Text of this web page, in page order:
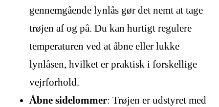
gennemgående lynlås gør det nemt at tage
trøjen af og på. Du kan hurtigt regulere
temperaturen ved at åbne eller lukke
lynlåsen, hvilket er praktisk i forskellige
vejrforhold.
Åbne sidelommer: Trøjen er udstyret med